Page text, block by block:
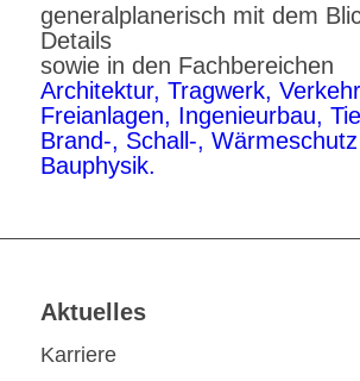
generalplanerisch mit dem
Details
sowie in den Fachbereichen
Architektur, Tragwerk,
Freianlagen, Ingenieurbau,
Brand-, Schall-,
Bauphysik.
Aktuelles
Karriere